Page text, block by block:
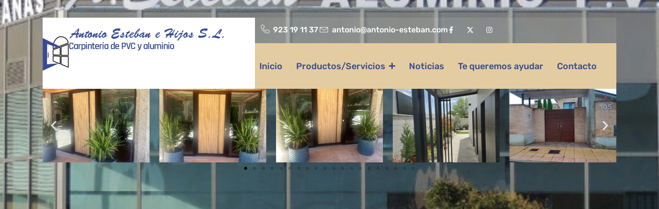
Antonio Esteban e Hijos S.L.
Carpinteria de PVC y aluminio
923 19 11 37 antonio@antonio-esteban.com
Inicio Productos/Servicios Noticias Te queremos ayudar Contacto